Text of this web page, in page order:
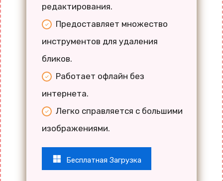
редактирования.
Предоставляет множество
инструментов для удаления
бликов.
Работает офлайн без
интернета.
Легко справляется с большими
изображениями.
Бесплатная Загрузка